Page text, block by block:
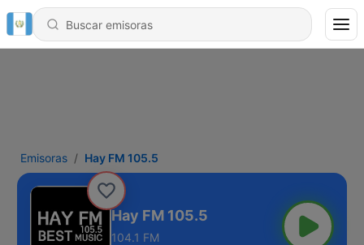
Emisoras Hay FM 105.5
Hay FM 105.5
104.1 FM